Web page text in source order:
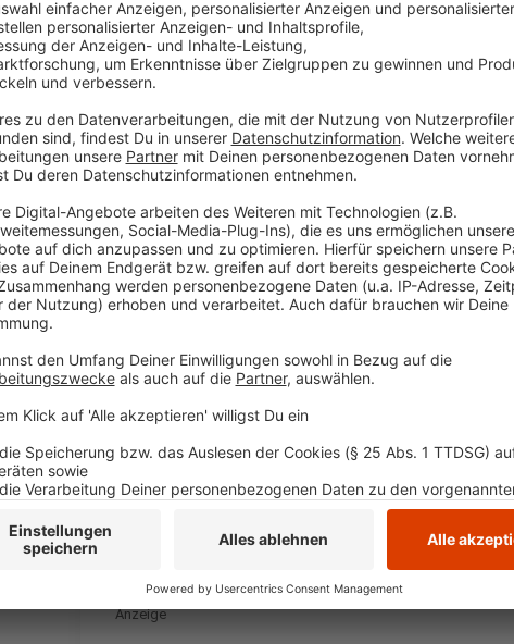
Sommerhit "Different for us"
Die Vocals dazu liefert der Disney-US-Shootingstar
Jahr als Backgroundsängerin bereits eine Bühne
Anzeige
Wir benötigen Ihre
den YouTube
laden!
Wir verwenden
Drittanbieters, um
einzubetten. Dieser
Ihren Aktivitäten
die Details durch und
Nutzung des Service zu,
Anzeige